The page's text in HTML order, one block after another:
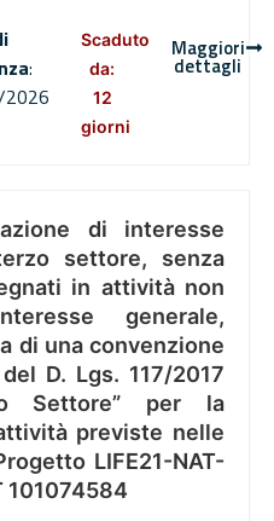
:
Scaduto
da:
12
giorni
Maggiori
dettagli
di interesse
settore, senza
in attività non
generale,
di una convenzione
D. Lgs. 117/2017
Settore” per la
previste nelle
LIFE21-NAT-
101074584